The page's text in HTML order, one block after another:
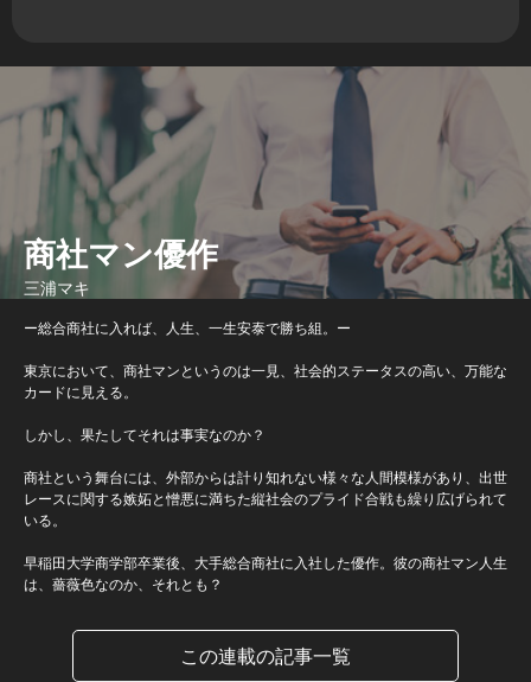
商社マン優作
三浦マキ
ー総合商社に入れば、人生、一生安泰で勝ち組。ー
東京において、商社マンというのは一見、社会的ステータスの高い、万能な
カードに見える。
しかし、果たしてそれは事実なのか？
商社という舞台には、外部からは計り知れない様々な人間模様があり、出世
レースに関する嫉妬と憎悪に満ちた縦社会のプライド合戦も繰り広げられて
いる。
早稲田大学商学部卒業後、大手総合商社に入社した優作。彼の商社マン人生
は、薔薇色なのか、それとも？
この連載の記事一覧